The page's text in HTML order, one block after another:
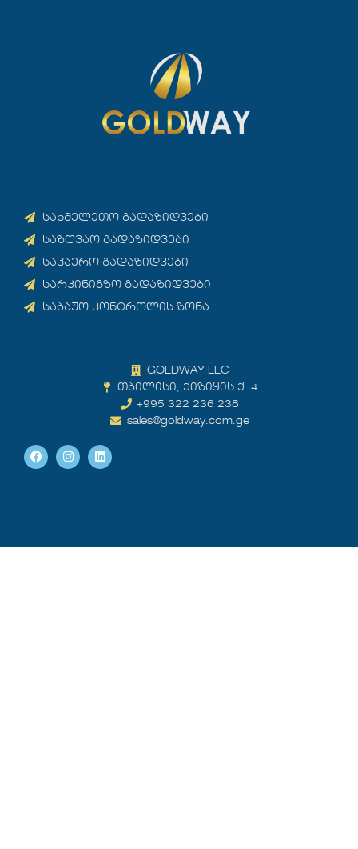
სახმელეთო გადაზიდვები
საზღვაო გადაზიდვები
საჰაერო გადაზიდვები
სარკინიგზო გადაზიდვები
საბაჟო კონტროლის ზონა
GOLDWAY LLC
თბილისი, ქიზიყის ქ. 4
+995 322 236 238
sales@goldway.com.ge